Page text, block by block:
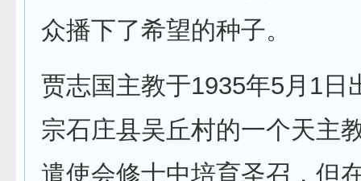
众播下了希望的种子。
贾志国主教于1935年5月1日
宗石庄县吴丘村的一个天主
遣使会修士中培育圣召，但